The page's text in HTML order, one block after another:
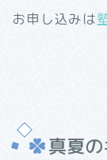
お申し込みは
真夏